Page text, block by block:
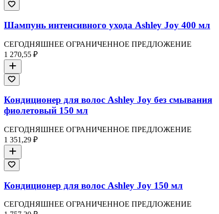
Шампунь интенсивного ухода Ashley Joy 400 мл
СЕГОДНЯШНЕЕ ОГРАНИЧЕННОЕ ПРЕДЛОЖЕНИЕ
1 270,55 ₽
Кондиционер для волос Ashley Joy без смывания
фиолетовый 150 мл
СЕГОДНЯШНЕЕ ОГРАНИЧЕННОЕ ПРЕДЛОЖЕНИЕ
1 351,29 ₽
Кондиционер для волос Ashley Joy 150 мл
СЕГОДНЯШНЕЕ ОГРАНИЧЕННОЕ ПРЕДЛОЖЕНИЕ